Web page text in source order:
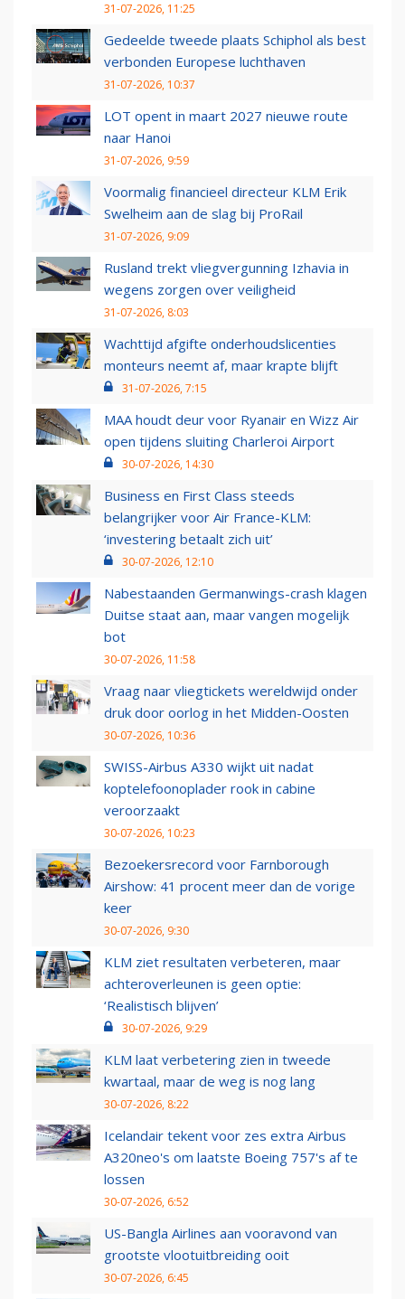
31-07-2026, 11:25
Gedeelde tweede plaats Schiphol als best
verbonden Europese luchthaven
31-07-2026, 10:37
LOT opent in maart 2027 nieuwe route
naar Hanoi
31-07-2026, 9:59
Voormalig financieel directeur KLM Erik
Swelheim aan de slag bij ProRail
31-07-2026, 9:09
Rusland trekt vliegvergunning Izhavia in
wegens zorgen over veiligheid
31-07-2026, 8:03
Wachttijd afgifte onderhoudslicenties
monteurs neemt af, maar krapte blijft
31-07-2026, 7:15
MAA houdt deur voor Ryanair en Wizz Air
open tijdens sluiting Charleroi Airport
30-07-2026, 14:30
Business en First Class steeds
belangrijker voor Air France-KLM:
‘investering betaalt zich uit’
30-07-2026, 12:10
Nabestaanden Germanwings-crash klagen
Duitse staat aan, maar vangen mogelijk
bot
30-07-2026, 11:58
Vraag naar vliegtickets wereldwijd onder
druk door oorlog in het Midden-Oosten
30-07-2026, 10:36
SWISS-Airbus A330 wijkt uit nadat
koptelefoonoplader rook in cabine
veroorzaakt
30-07-2026, 10:23
Bezoekersrecord voor Farnborough
Airshow: 41 procent meer dan de vorige
keer
30-07-2026, 9:30
KLM ziet resultaten verbeteren, maar
achteroverleunen is geen optie:
‘Realistisch blijven’
30-07-2026, 9:29
KLM laat verbetering zien in tweede
kwartaal, maar de weg is nog lang
30-07-2026, 8:22
Icelandair tekent voor zes extra Airbus
A320neo's om laatste Boeing 757's af te
lossen
30-07-2026, 6:52
US-Bangla Airlines aan vooravond van
grootste vlootuitbreiding ooit
30-07-2026, 6:45